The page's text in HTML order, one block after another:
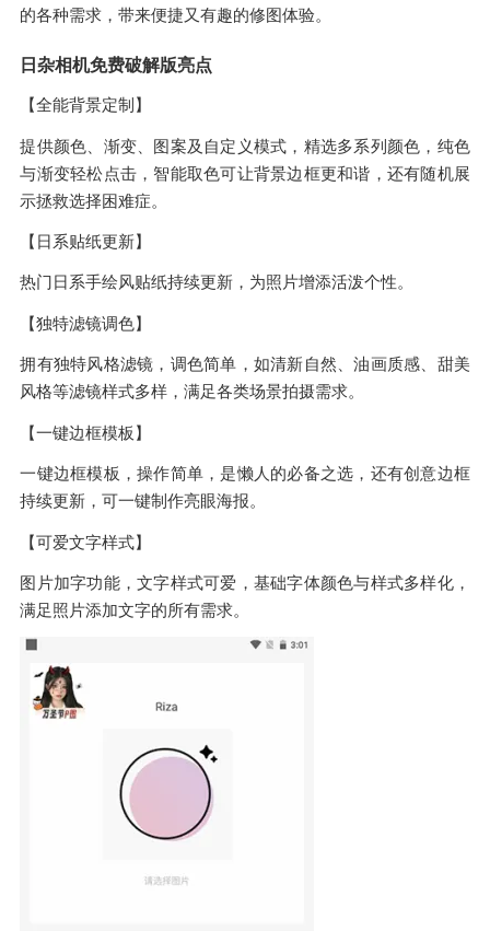
的各种需求，带来便捷又有趣的修图体验。
日杂相机免费破解版亮点
【全能背景定制】
提供颜色、渐变、图案及自定义模式，精选多系列颜色，纯色
与渐变轻松点击，智能取色可让背景边框更和谐，还有随机展
示拯救选择困难症。
【日系贴纸更新】
热门日系手绘风贴纸持续更新，为照片增添活泼个性。
【独特滤镜调色】
拥有独特风格滤镜，调色简单，如清新自然、油画质感、甜美
风格等滤镜样式多样，满足各类场景拍摄需求。
【一键边框模板】
一键边框模板，操作简单，是懒人的必备之选，还有创意边框
持续更新，可一键制作亮眼海报。
【可爱文字样式】
图片加字功能，文字样式可爱，基础字体颜色与样式多样化，
满足照片添加文字的所有需求。